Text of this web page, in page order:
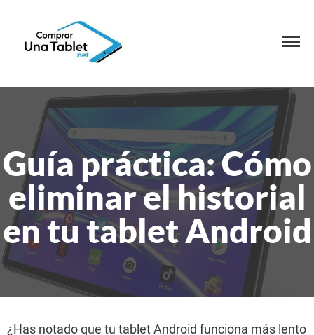
Guía práctica: Cómo
eliminar el historial
en tu tablet Android
¿Has notado que tu tablet Android funciona más lento